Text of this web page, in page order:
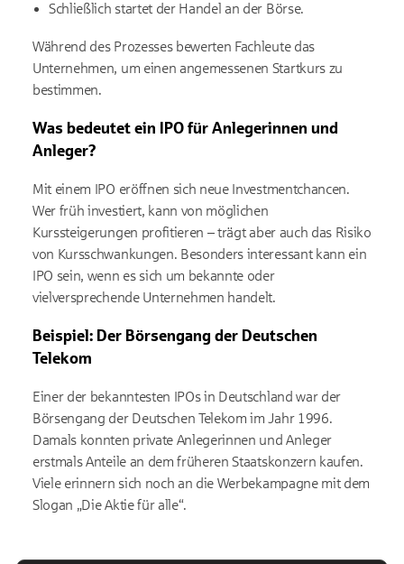
Schließlich startet der Handel an der Börse.
Während des Prozesses bewerten Fachleute das
Unternehmen, um einen angemessenen Startkurs zu
bestimmen.
Was bedeutet ein IPO für Anlegerinnen und
Anleger?
Mit einem IPO eröffnen sich neue Investmentchancen.
Wer früh investiert, kann von möglichen
Kurssteigerungen profitieren – trägt aber auch das Risiko
von Kursschwankungen. Besonders interessant kann ein
IPO sein, wenn es sich um bekannte oder
vielversprechende Unternehmen handelt.
Beispiel: Der Börsengang der Deutschen
Telekom
Einer der bekanntesten IPOs in Deutschland war der
Börsengang der Deutschen Telekom im Jahr 1996.
Damals konnten private Anlegerinnen und Anleger
erstmals Anteile an dem früheren Staatskonzern kaufen.
Viele erinnern sich noch an die Werbekampagne mit dem
Slogan „Die Aktie für alle“.